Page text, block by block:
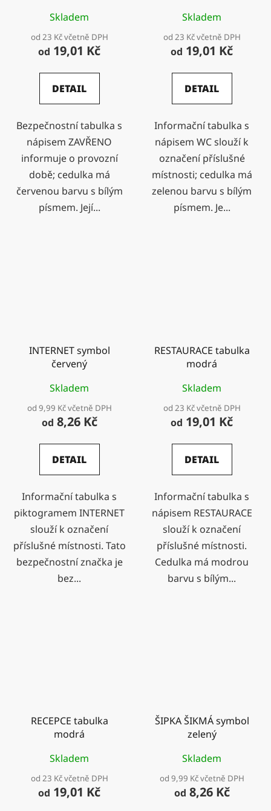
Skladem
od 23 Kč včetně DPH
od 19,01 Kč
DETAIL
Bezpečnostní tabulka s
nápisem ZAVŘENO
informuje o provozní
době; cedulka má
červenou barvu s bílým
písmem. Její...
Skladem
od 23 Kč včetně DPH
od 19,01 Kč
DETAIL
Informační tabulka s
nápisem WC slouží k
označení příslušné
místnosti; cedulka má
zelenou barvu s bílým
písmem. Je...
INTERNET symbol
červený
Skladem
od 9,99 Kč včetně DPH
od 8,26 Kč
DETAIL
Informační tabulka s
piktogramem INTERNET
slouží k označení
příslušné místnosti. Tato
bezpečnostní značka je
bez...
RESTAURACE tabulka
modrá
Skladem
od 23 Kč včetně DPH
od 19,01 Kč
DETAIL
Informační tabulka s
nápisem RESTAURACE
slouží k označení
příslušné místnosti.
Cedulka má modrou
barvu s bílým...
RECEPCE tabulka
modrá
Skladem
od 23 Kč včetně DPH
od 19,01 Kč
ŠIPKA ŠIKMÁ symbol
zelený
Skladem
od 9,99 Kč včetně DPH
od 8,26 Kč